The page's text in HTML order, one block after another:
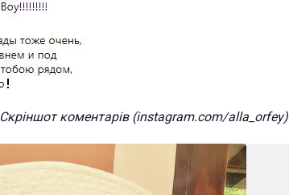
Скріншот коментарів (instagram.com/alla_orfey)